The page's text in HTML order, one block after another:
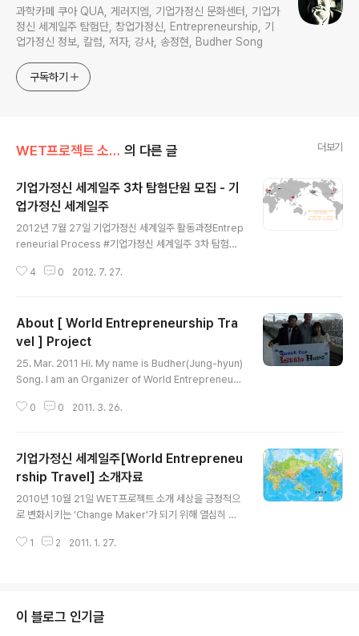
과학카페 쿠아 QUA, 게러지엠, 기업가정신 문화센터, 기업가
정신 세계일주 탐험단, 창업가정신, Entrepreneurship, 기
업가정신 정보, 칼럼, 저자, 강사, 송정현, Budher Song
구독하기
WET프로젝트 소개 의 다른 글 더보기
기업가정신 세계일주 3차 탐험단원 모집 - 기
업가정신 세계일주
2012년 7월 27일 기업가정신 세계일주 활동과정Entrep
reneurial Process #기업가정신 세계일주 3차 탐험단
업가정신 세계일주 3차 탐험단원 모집 안녕하세요.기업가
차 기업가정신 세계일주를 다시 떠날 계획입니다. 아직 구
체적으로 탐방계획이나 일정이 정해진 것은 없습니다. 2학
진행해서 겨울방학에 1~2개국 정도를 방문하여 인터뷰/교
류활동을 하고자 합니다. 함께 참여하고 싶은 분들은 미리
아래 방법에 따라 참가신청 해주세요. 3차 탐험단 계획안
4 0 2012. 7. 27.
About [ World Entrepreneurship Tra
vel ] Project
25. Mar. 2011 Hi. My name is Budher(Jung-hyun)
Song. I am an Organizer of World Entrepreneurs
ect. [Brief Information about WET Project] WET
ntents after interviewing prominent entreprene
urs or organizations about entrepreneurship fro
m G20 countries. We wi..
0 0 2011. 3. 26.
기업가정신 세계일주[World Entrepreneu
rship Travel] 소개자료
2010년 10월 21일 WET프로젝트 소개 세상을 긍정적으
로 변화시키는 'Change Maker'가 되기 위해 열심히 노
젊음을 추구하고 있는 청년들로 구성된, 이 프로젝트는 Ent
취재하고 있다. 이를 컨텐츠로 제작해서 각종 미디어를 통
해 국내를 포함한 전 세계 104개국에 배포하고 있다. 현재
1 2 2011. 1. 27.
이 블로그 인기글